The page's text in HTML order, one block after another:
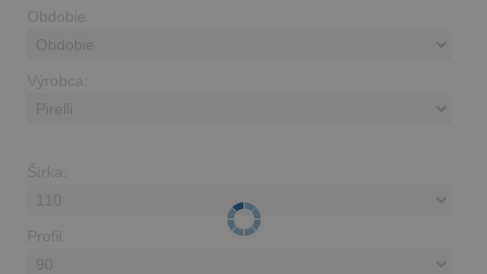
Obdobie:
Výrobca:
Šírka:
Profil: